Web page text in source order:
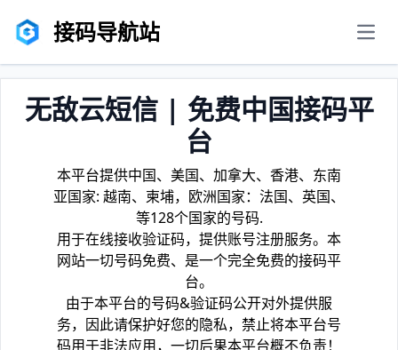
接码导航站
无敌云短信 | 免费中国接码平
台
本平台提供中国、美国、加拿大、香港、东南
亚国家: 越南、柬埔，欧洲国家：法国、英国、
等128个国家的号码.
用于在线接收验证码，提供账号注册服务。本
网站一切号码免费、是一个完全免费的接码平
台。
由于本平台的号码&验证码公开对外提供服
务，因此请保护好您的隐私，禁止将本平台号
码用于非法应用，一切后果本平台概不负责！